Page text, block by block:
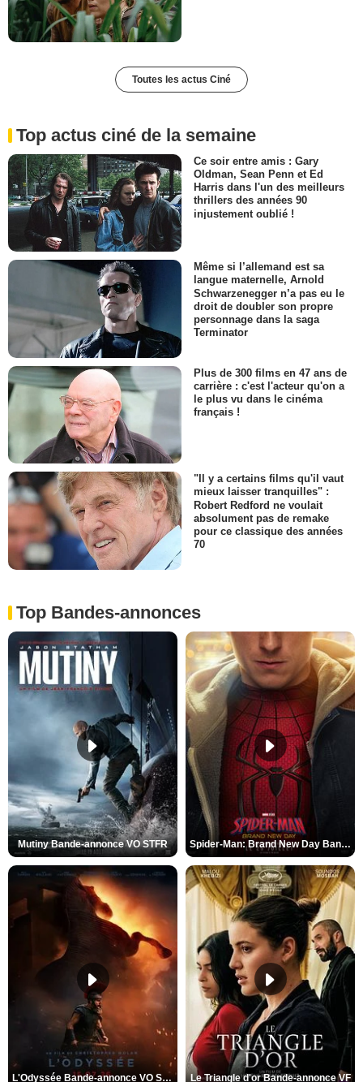
Toutes les actus Ciné
Top actus ciné de la semaine
Ce soir entre amis : Gary
Oldman, Sean Penn et Ed
Harris dans l'un des meilleurs
thrillers des années 90
injustement oublié !
Même si l’allemand est sa
langue maternelle, Arnold
Schwarzenegger n’a pas eu le
droit de doubler son propre
personnage dans la saga
Terminator
Plus de 300 films en 47 ans de
carrière : c'est l'acteur qu'on a
le plus vu dans le cinéma
français !
"Il y a certains films qu'il vaut
mieux laisser tranquilles" :
Robert Redford ne voulait
absolument pas de remake
pour ce classique des années
70
Top Bandes-annonces
Mutiny Bande-annonce VO STFR Spider-Man: Brand New Day Bande-annonce VO STFR
L'Odyssée Bande-annonce VO STFR Le Triangle d'or Bande-annonce VF